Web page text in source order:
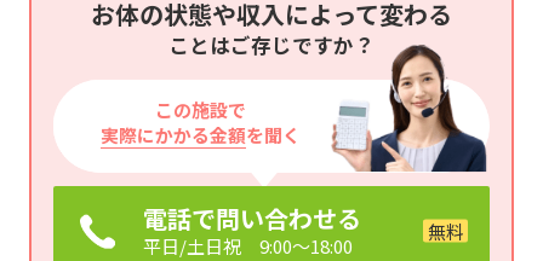
お体の状態や収入によって変わる
ことはご存じですか？
この施設で
実際にかかる金額を聞く
電話で問い合わせる
平日/土日祝 9:00～18:00